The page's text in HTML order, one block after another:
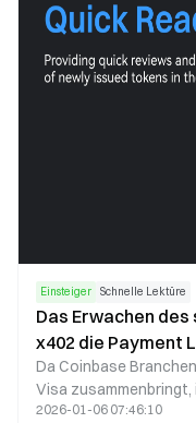
Einsteiger Schnelle Lektüre
Das Erwachen
x402 die Payment
definiert
Da Coinbase
Visa
erstmals native
2026-01-06 07:46:10